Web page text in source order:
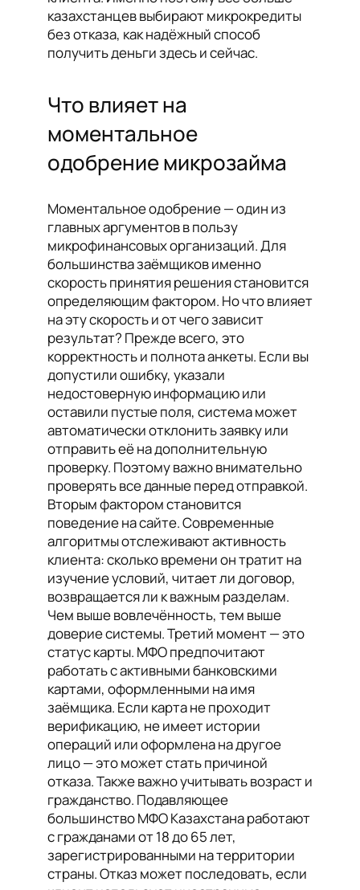
казахстанцев выбирают микрокредиты
без отказа, как надёжный способ
получить деньги здесь и сейчас.
Что влияет на
моментальное
одобрение микрозайма
Моментальное одобрение — один из
главных аргументов в пользу
микрофинансовых организаций. Для
большинства заёмщиков именно
скорость принятия решения становится
определяющим фактором. Но что влияет
на эту скорость и от чего зависит
результат? Прежде всего, это
корректность и полнота анкеты. Если вы
допустили ошибку, указали
недостоверную информацию или
оставили пустые поля, система может
автоматически отклонить заявку или
отправить её на дополнительную
проверку. Поэтому важно внимательно
проверять все данные перед отправкой.
Вторым фактором становится
поведение на сайте. Современные
алгоритмы отслеживают активность
клиента: сколько времени он тратит на
изучение условий, читает ли договор,
возвращается ли к важным разделам.
Чем выше вовлечённость, тем выше
доверие системы. Третий момент — это
статус карты. МФО предпочитают
работать с активными банковскими
картами, оформленными на имя
заёмщика. Если карта не проходит
верификацию, не имеет истории
операций или оформлена на другое
лицо — это может стать причиной
отказа. Также важно учитывать возраст и
гражданство. Подавляющее
большинство МФО Казахстана работают
с гражданами от 18 до 65 лет,
зарегистрированными на территории
страны. Отказ может последовать, если